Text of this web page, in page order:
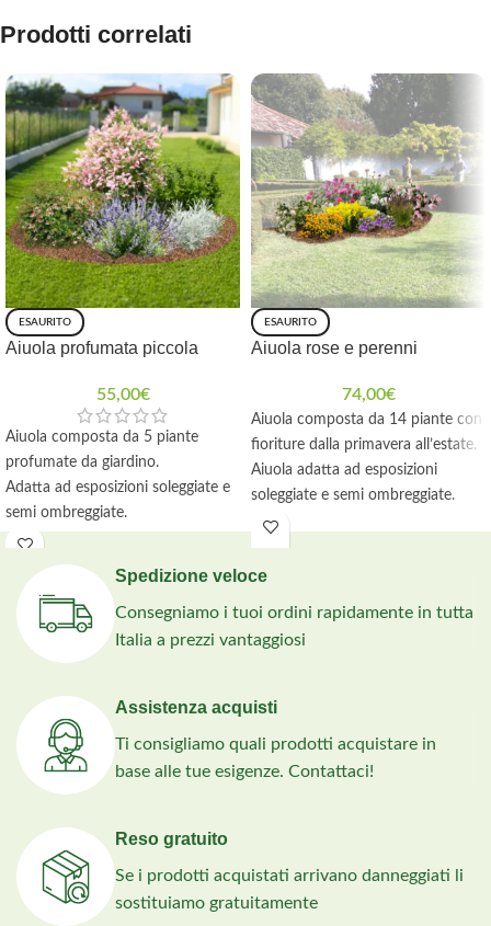
Prodotti correlati
ESAURITO
Aiuola profumata piccola
55,00€
Aiuola composta da 5 piante
profumate da giardino.
Adatta ad esposizioni soleggiate e
semi ombreggiate.
Istruzioni per la realizzazione.
Incluso telo pacciamante con
picchetti.
ESAURITO
Aiuola rose e perenni
74,00€
Aiuola composta da 14 piante con
fioriture dalla primavera all’estate.
Aiuola adatta ad esposizioni
soleggiate e semi ombreggiate.
Ricevi una guida alla realizzazione
e il telo pacciamante con picchetti.
Spedizione veloce
Consegniamo i tuoi ordini rapidamente in tutta
Italia a prezzi vantaggiosi
Assistenza acquisti
Ti consigliamo quali prodotti acquistare in
base alle tue esigenze. Contattaci!
Reso gratuito
Se i prodotti acquistati arrivano danneggiati li
sostituiamo gratuitamente